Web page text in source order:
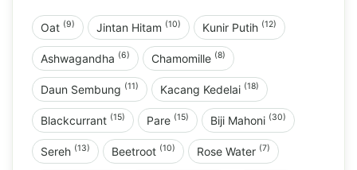
Oat (9) Jintan Hitam (10) Kunir Putih (12)
Ashwagandha (6) Chamomille (8)
Daun Sembung (11) Kacang Kedelai (18)
Blackcurrant (15) Pare (15) Biji Mahoni (30)
Sereh (13) Beetroot (10) Rose Water (7)